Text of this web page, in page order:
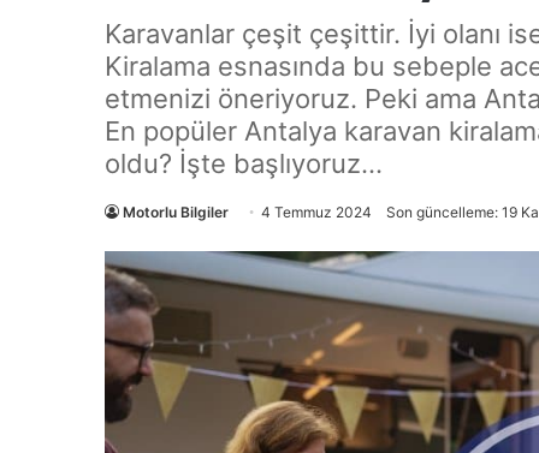
Karavanlar çeşit çeşittir. İyi olanı
Kiralama esnasında bu sebeple
etmenizi öneriyoruz. Peki ama
En popüler Antalya karavan
oldu? İşte başlıyoruz…
Motorlu Bilgiler 4 Temmuz 2024 Son güncelleme: 19